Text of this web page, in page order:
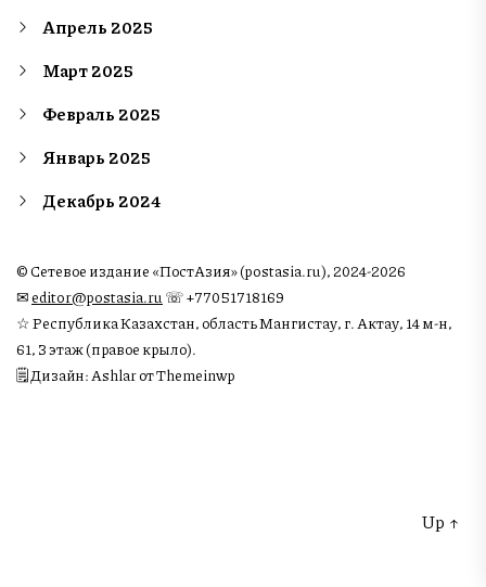
Апрель 2025
Март 2025
Февраль 2025
Январь 2025
Декабрь 2024
© Сетевое издание «ПостАзия» (postasia.ru), 2024-2026
✉︎editor@postasia.ru ☏ +77051718169
☆ Республика Казахстан, область Мангистау, г. Актау, 14 м-н,
61, 3 этаж (правое крыло).
🗒 Дизайн: Ashlar от Themeinwp
Up ↑